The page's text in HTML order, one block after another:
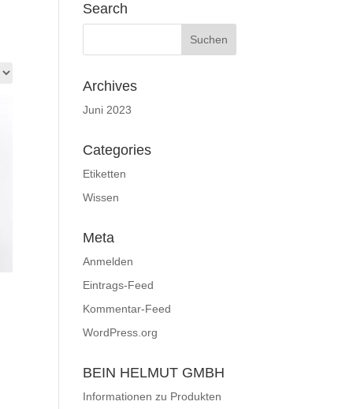
Search
Archives
Juni 2023
Categories
Etiketten
Wissen
Meta
Anmelden
Eintrags-Feed
Kommentar-Feed
WordPress.org
BEIN HELMUT GMBH
Informationen zu Produkten